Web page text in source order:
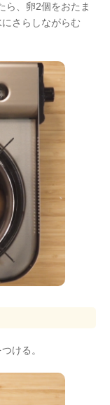
ら、卵2個をおたま
さらしながらむ
ける。